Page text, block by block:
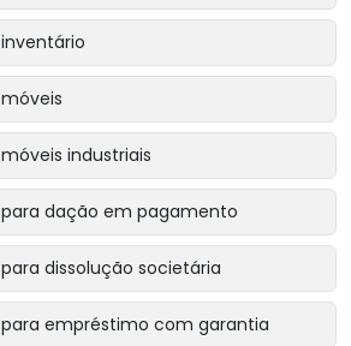
industriais
dação em pagamento
dissolução societária
empréstimo com garantia